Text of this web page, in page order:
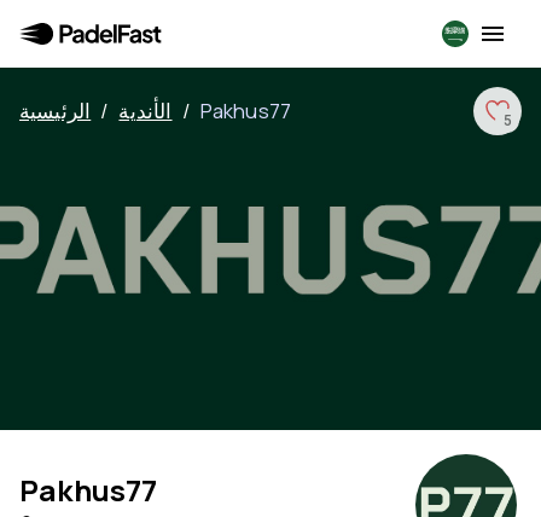
الرئيسية / الأندية / Pakhus77 5
Pakhus77